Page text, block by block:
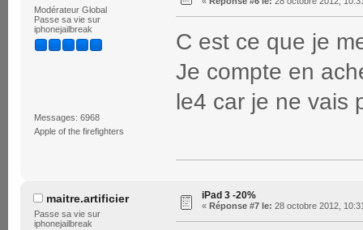
Modérateur Global
Passe sa vie sur
iphonejailbreak
Messages: 6968
Apple of the firefighters
C est ce que je
Je compte en
le4 car je ne
maitre.artificier
Passe sa vie sur
iphonejailbreak
iPad 3 -20%
« Réponse #7 le: 28 octobre 2012,